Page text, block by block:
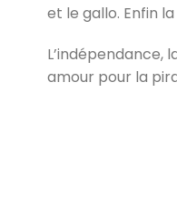
et le gallo. Enfin
amour pour la